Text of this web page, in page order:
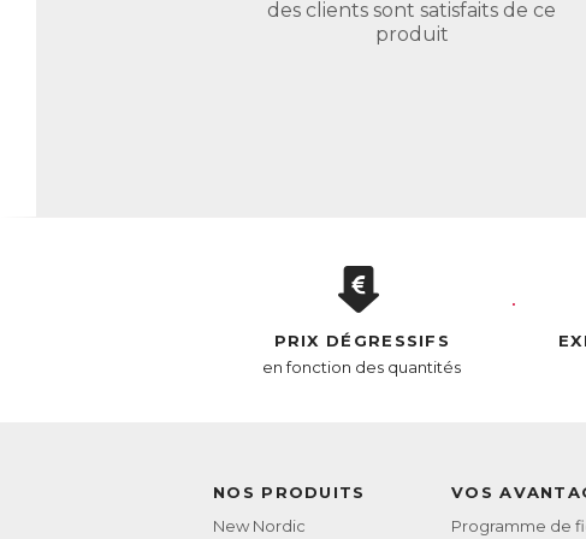
ACL :
des clients sont satisfaits de ce
produit
PRIX DÉGRESSIFS
en fonction des quantités
NOS PRODUITS
New Nordic
VOS
Programme de